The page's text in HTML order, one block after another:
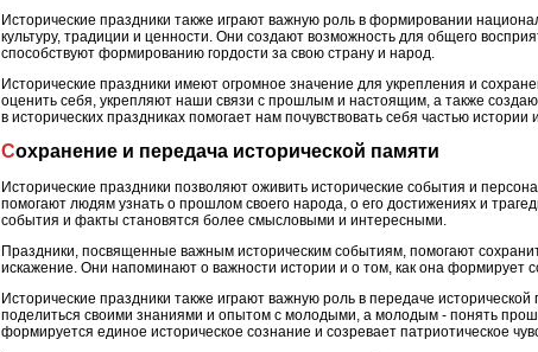
Исторические праздники также играют важную роль в формировании
культуру, традиции и ценности. Они создают возможность для общего
способствуют формированию гордости за свою страну и народ.
Исторические праздники имеют огромное значение для укрепления и
оценить себя, укрепляют наши связи с прошлым и настоящим, а также
в исторических праздниках помогает нам почувствовать себя частью
Сохранение и передача исторической памяти
Исторические праздники позволяют оживить исторические события и
помогают людям узнать о прошлом своего народа, о его достижениях и
события и факты становятся более смысловыми и интересными.
Праздники, посвященные важным историческим событиям, помогают
искажение. Они напоминают о важности истории и о том, как она формирует
Исторические праздники также играют важную роль в передаче
поделиться своими знаниями и опытом с молодыми, а молодым - понять
формируется единое историческое сознание и созревает патриотическое